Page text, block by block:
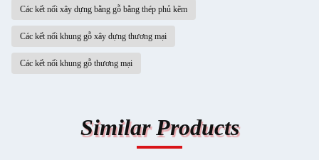
Các kết nối xây dựng bằng gỗ bằng thép phủ kẽm
Các kết nối khung gỗ xây dựng thương mại
Các kết nối khung gỗ thương mại
Similar Products